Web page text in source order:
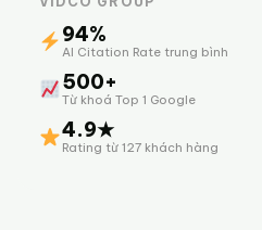
94%
AI Citation Rate trung bình
500+
Từ khoá Top 1 Google
4.9★
Rating từ 127 khách hàng